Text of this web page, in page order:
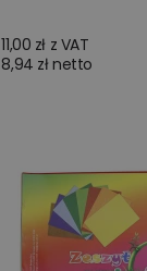
11,00 zł z VAT
8,94 zł netto